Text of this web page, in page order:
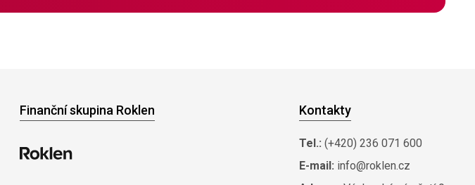
Finanční skupina Roklen Kontakty
Tel.: (+420) 236 071 600
E-mail: info@roklen.cz